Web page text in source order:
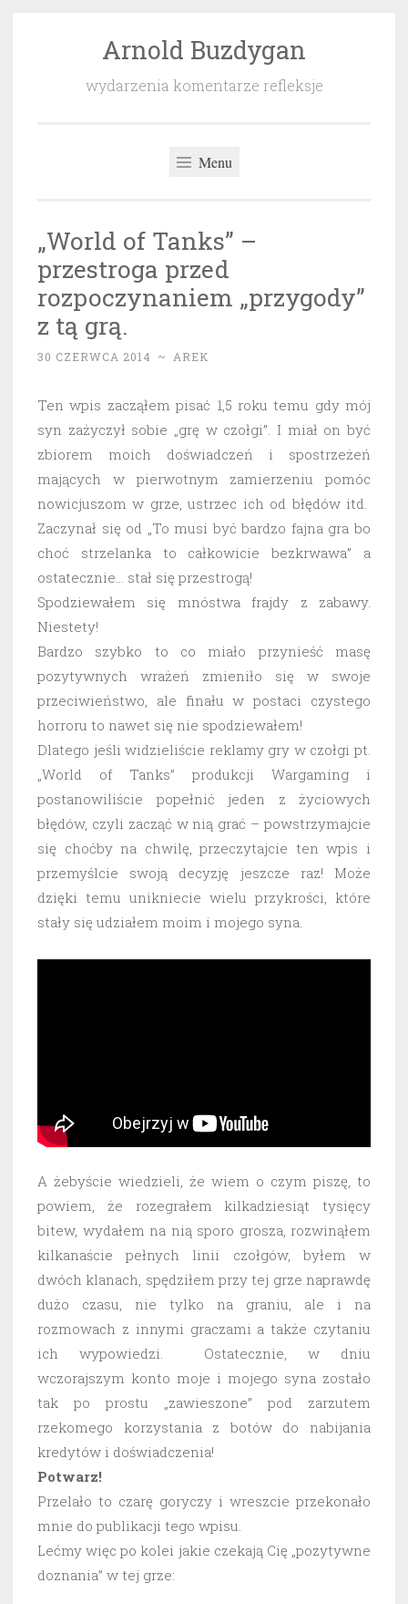
Arnold Buzdygan
wydarzenia komentarze refleksje
Menu
„World of Tanks” –
przestroga przed
rozpoczynaniem „przygody”
z tą grą.
30 CZERWCA 2014 ~ AREK
Ten wpis zacząłem pisać 1,5 roku temu gdy mój
syn zażyczył sobie „grę w czołgi”. I miał on być
zbiorem moich doświadczeń i spostrzeżeń
mających w pierwotnym zamierzeniu pomóc
nowicjuszom w grze, ustrzec ich od błędów itd.
Zaczynał się od „To musi być bardzo fajna gra bo
choć strzelanka to całkowicie bezkrwawa” a
ostatecznie… stał się przestrogą!
Spodziewałem się mnóstwa frajdy z zabawy.
Niestety!
Bardzo szybko to co miało przynieść masę
pozytywnych wrażeń zmieniło się w swoje
przeciwieństwo, ale finału w postaci czystego
horroru to nawet się nie spodziewałem!
Dlatego jeśli widzieliście reklamy gry w czołgi pt.
„World of Tanks” produkcji Wargaming i
postanowiliście popełnić jeden z życiowych
błędów, czyli zacząć w nią grać – powstrzymajcie
się choćby na chwilę, przeczytajcie ten wpis i
przemyślcie swoją decyzję jeszcze raz! Może
dzięki temu unikniecie wielu przykrości, które
stały się udziałem moim i mojego syna.
A żebyście wiedzieli, że wiem o czym piszę, to
powiem, że rozegrałem kilkadziesiąt tysięcy
bitew, wydałem na nią sporo grosza, rozwinąłem
kilkanaście pełnych linii czołgów, byłem w
dwóch klanach, spędziłem przy tej grze naprawdę
dużo czasu, nie tylko na graniu, ale i na
rozmowach z innymi graczami a także czytaniu
ich wypowiedzi. Ostatecznie, w dniu
wczorajszym konto moje i mojego syna zostało
tak po prostu „zawieszone” pod zarzutem
rzekomego korzystania z botów do nabijania
kredytów i doświadczenia!
Potwarz!
Przelało to czarę goryczy i wreszcie przekonało
mnie do publikacji tego wpisu.
Lećmy więc po kolei jakie czekają Cię „pozytywne
doznania” w tej grze: